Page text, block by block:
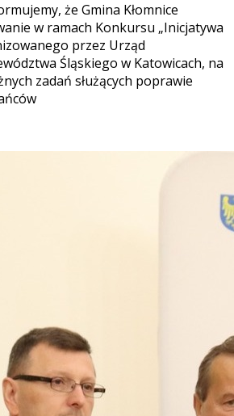
że Gmina Kłomnice
w ramach Konkursu „Inicjatywa
przez Urząd
Śląskiego w Katowicach, na
zadań służących poprawie